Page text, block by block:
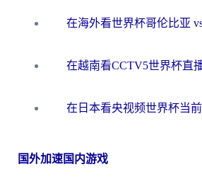
国外加速国内游戏